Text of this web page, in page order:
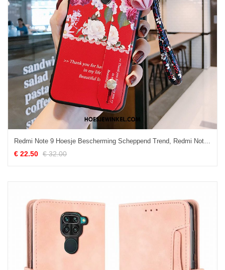
Redmi Note 9 Hoesje Bescherming Scheppend Trend, Redmi Note 9 Hoesje Rood Mobiele Telefoon Beige
€ 22.50 € 32.00